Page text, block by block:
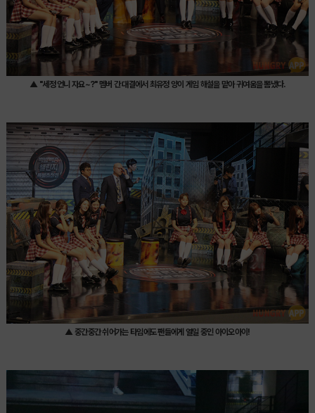
▲ "세정 언니 자요~?" 멤버 간 대결에서 최유정 양이 게임 해설을 맡아 귀여움을 뽐냈다.
▲ 중간중간 쉬어가는 타임에도 팬들에게 열일 중인 아이오아이!